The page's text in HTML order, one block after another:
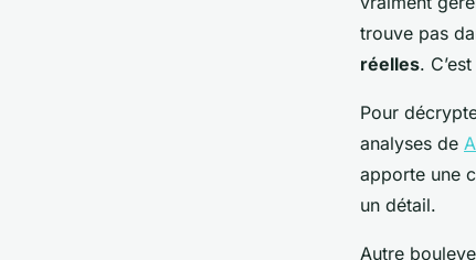
trouve pas
réelles.
Pour
analyses de
apporte une
un détail.
Autre